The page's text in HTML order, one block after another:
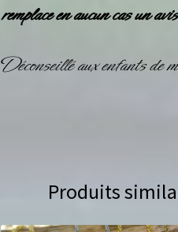
remplace en aucun cas un
Déconseillé aux enfants de
Produits